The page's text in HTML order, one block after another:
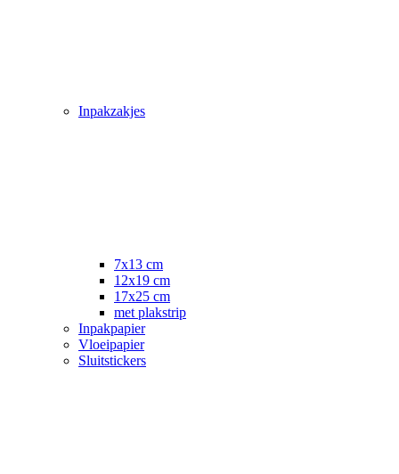
Inpakzakjes
7x13 cm
12x19 cm
17x25 cm
met plakstrip
Inpakpapier
Vloeipapier
Sluitstickers